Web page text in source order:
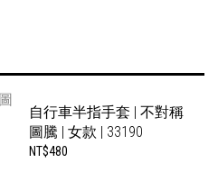
自行車半指手套 | 不對稱
圖騰 | 女款 | 33190
NT$480